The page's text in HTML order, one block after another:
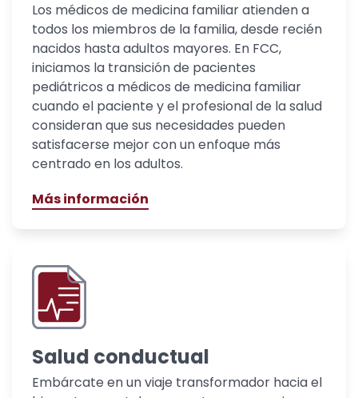
Los médicos de medicina familiar atienden a
todos los miembros de la familia, desde recién
nacidos hasta adultos mayores. En FCC,
iniciamos la transición de pacientes
pediátricos a médicos de medicina familiar
cuando el paciente y el profesional de la salud
consideran que sus necesidades pueden
satisfacerse mejor con un enfoque más
centrado en los adultos.
Más información
Salud conductual
Embárcate en un viaje transformador hacia el